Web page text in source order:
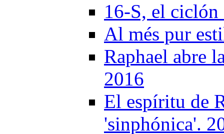
16-S, el ciclón
Al més pur
Raphael abre
2016
El espíritu de
'sinphónica'.